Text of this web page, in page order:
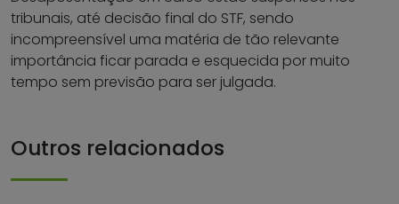
tribunais, até decisão final do STF, sendo
incompreensível uma matéria de tão relevante
importância ficar parada e esquecida por muito
tempo sem previsão para ser julgada.
Outros relacionados